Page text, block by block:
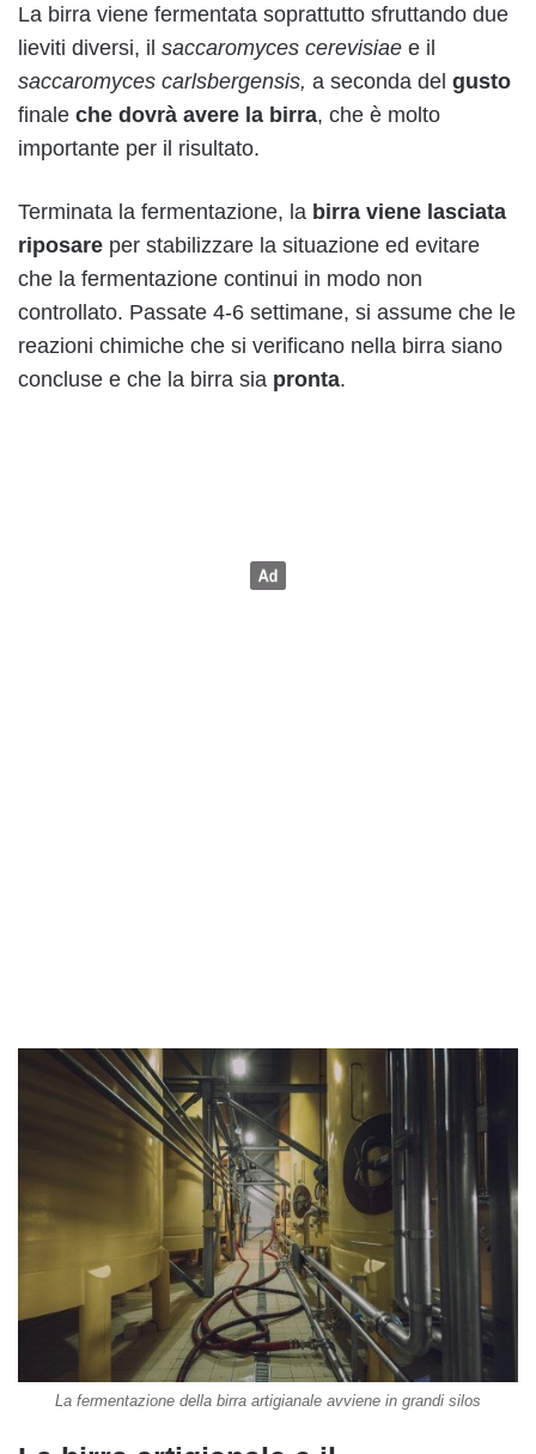
La birra viene fermentata soprattutto sfruttando due
lieviti diversi, il saccaromyces cerevisiae e il
saccaromyces carlsbergensis, a seconda del gusto
finale che dovrà avere la birra, che è molto
importante per il risultato.
Terminata la fermentazione, la birra viene lasciata
riposare per stabilizzare la situazione ed evitare
che la fermentazione continui in modo non
controllato. Passate 4-6 settimane, si assume che le
reazioni chimiche che si verificano nella birra siano
concluse e che la birra sia pronta.
La fermentazione della birra artigianale avviene in grandi silos